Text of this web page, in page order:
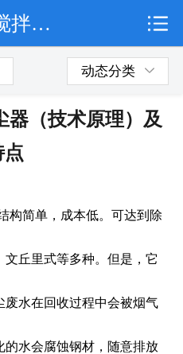
公司简介
沥青搅拌站除尘器（技术原理）及特点
动态分类
器（技术原理）及
点
简单，成本低。可达到除
丘里式等多种。但是，它
水在回收过程中会被烟气
水会腐蚀钢材，随意排放